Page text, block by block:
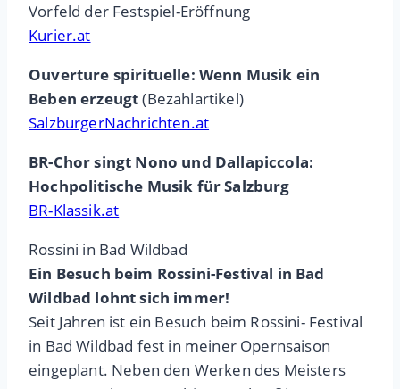
Vorfeld der Festspiel-Eröffnung
Kurier.at
Ouverture spirituelle: Wenn Musik ein
Beben erzeugt(Bezahlartikel)
SalzburgerNachrichten.at
BR-Chor singt Nono und Dallapiccola:
Hochpolitische Musik für Salzburg
BR-Klassik.at
Rossini in Bad Wildbad
Ein Besuch beim Rossini-Festival in Bad
Wildbad lohnt sich immer!
Seit Jahren ist ein Besuch beim Rossini- Festival
in Bad Wildbad fest in meiner Opernsaison
eingeplant. Neben den Werken des Meisters